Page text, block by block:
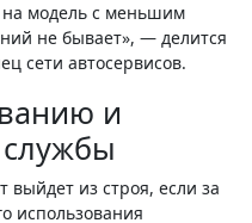
модель с меньшим
не бывает», — делится
сети автосервисов.
и
из строя, если за
использования